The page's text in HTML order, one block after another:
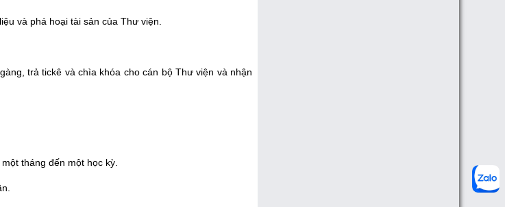
và phá hoại tài sản của Thư viện.
trả tickê và chìa khóa cho cán bộ Thư viện và nhận
tháng đến một học kỳ.